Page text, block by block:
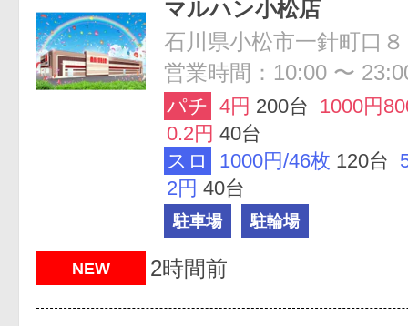
マルハン小松店
石川県小松市一針町口
営業時間：10:00 〜
パチ 4円 200台 1000円
0.2円 40台
スロ
1000円/46枚 120台
2円 40台
駐車場 駐輪場
NEW 2時間前